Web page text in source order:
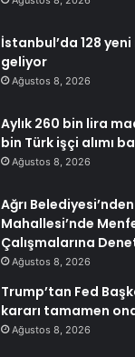
İstanbul’da 128
geliyor
Ağustos 8, 2026
Aylık 260 bin lira
bin Türk işçi alımı
Ağustos 8, 2026
Ağrı
Mahallesi’nde
Çalışmalarına
Ağustos 8, 2026
Trump’tan Fed
kararı tamamen
Ağustos 8, 2026